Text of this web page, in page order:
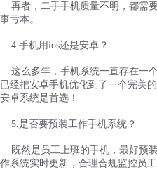
再者，二手手机质量不明，都需
事亏本。
4.手机用ios还是安卓？
这么多年，手机系统一直存在一
已经把安卓手机优化到了一个完美
安卓系统是首选！
5.是否要预装工作手机系统？
既然是员工上班的手机，最好预
作系统实时更新，合理合规监控员